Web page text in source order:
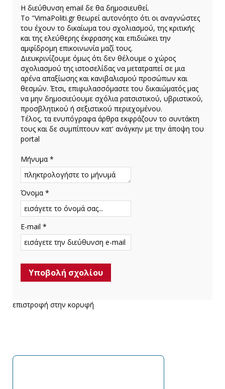
H διεύθυνση email δε θα δημοσιευθεί.
Το "VimaPoliti.gr θεωρεί αυτονόητο ότι οι αναγνώστες
του έχουν το δικαίωμα του σχολιασμού, της κριτικής
και της ελεύθερης έκφρασης και επιδιώκει την
αμφίδρομη επικοινωνία μαζί τους.
Διευκρινίζουμε όμως ότι δεν θέλουμε ο χώρος
σχολιασμού της ιστοσελίδας να μετατραπεί σε μια
αρένα απαξίωσης και κανιβαλισμού προσώπων και
θεσμών. Έτσι, επιφυλασσόμαστε του δικαιώματός μας
να μην δημοσιεύουμε σχόλια ρατσιστικού, υβριστικού,
προσβλητικού ή σεξιστικού περιεχομένου.
Τέλος, τα ενυπόγραφα άρθρα εκφράζουν το συντάκτη
τους και δε συμπίπτουν κατ' ανάγκην με την άποψη του
portal
Μήνυμα *
Όνομα *
E-mail *
επιστροφή στην κορυφή